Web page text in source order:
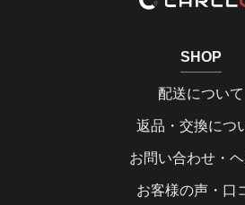
SHOP
配送について
返品・交換につ
お問い合わせ・
お客様の声・口